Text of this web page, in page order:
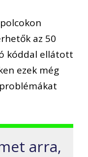
az 50
kóddal ellátott
ezek még
arra,